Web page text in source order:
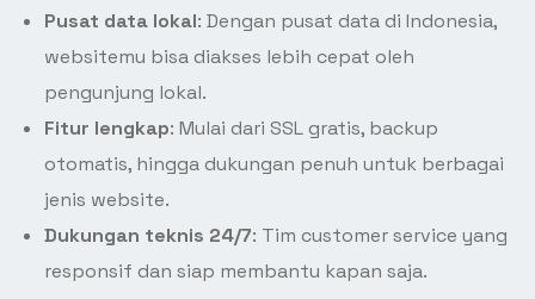
Pusat data lokal: Dengan pusat data di Indonesia,
websitemu bisa diakses lebih cepat oleh
pengunjung lokal.
Fitur lengkap: Mulai dari SSL gratis, backup
otomatis, hingga dukungan penuh untuk berbagai
jenis website.
Dukungan teknis 24/7: Tim customer service yang
responsif dan siap membantu kapan saja.